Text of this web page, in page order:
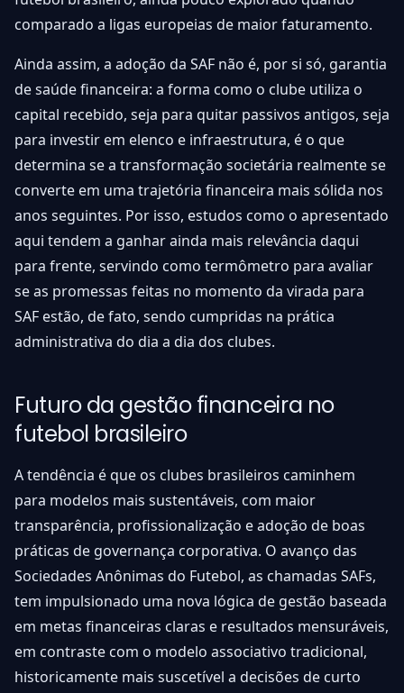
comparado a ligas europeias de maior faturamento.
Ainda assim, a adoção da SAF não é, por si só, garantia
de saúde financeira: a forma como o clube utiliza o
capital recebido, seja para quitar passivos antigos, seja
para investir em elenco e infraestrutura, é o que
determina se a transformação societária realmente se
converte em uma trajetória financeira mais sólida nos
anos seguintes. Por isso, estudos como o apresentado
aqui tendem a ganhar ainda mais relevância daqui
para frente, servindo como termômetro para avaliar
se as promessas feitas no momento da virada para
SAF estão, de fato, sendo cumpridas na prática
administrativa do dia a dia dos clubes.
Futuro da gestão financeira no
futebol brasileiro
A tendência é que os clubes brasileiros caminhem
para modelos mais sustentáveis, com maior
transparência, profissionalização e adoção de boas
práticas de governança corporativa. O avanço das
Sociedades Anônimas do Futebol, as chamadas SAFs,
tem impulsionado uma nova lógica de gestão baseada
em metas financeiras claras e resultados mensuráveis,
em contraste com o modelo associativo tradicional,
historicamente mais suscetível a decisões de curto